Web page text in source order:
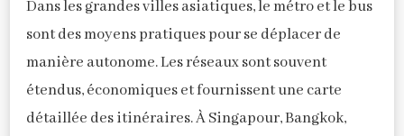
Dans les grandes villes asiatiques, le métro et le bus
sont des moyens pratiques pour se déplacer de
manière autonome. Les réseaux sont souvent
étendus, économiques et fournissent une carte
détaillée des itinéraires. À Singapour, Bangkok,